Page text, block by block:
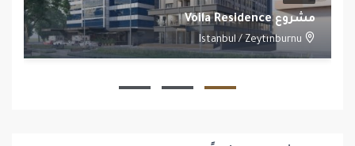
مشروع Voila Residence
Istanbul / Zeytınburnu